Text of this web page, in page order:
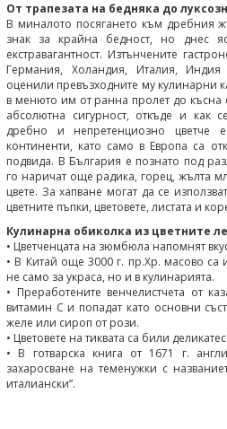
От трапезата на бедняка до
В миналото посягането към дребния
знак за крайна бедност, но днес
екстравагантност. Изтънчените
Германия, Холандия, Италия,
оценили превъзходните му кулинарни
в менюто им от ранна пролет до
абсолютна сигурност, откъде и как
дребно и непретенциозно цветче
континенти, като само в Европа са
подвида. В България е познато под
го наричат още радика, горец, жълта
цвете. За хапване могат да се
цветните пъпки, цветовете, листата и
Кулинарна обиколка из цветните
• Цветченцата на зюмбюла напомнят
• В Китай още 3000 г. пр.Хр. масово са
не само за украса, но и в кулинарията.
• Преработените венчелистчета от
витамин С и попадат като основни
желе или сироп от рози.
• Цветовете на тиквата са били
• В готварска книга от 1671 г.
захаросване на теменужки с
италиански”.